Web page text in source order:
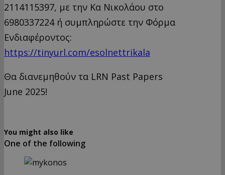
2114115397, με την Κα Νικολάου στο
6980337224 ή συμπληρώστε την Φόρμα
Ενδιαφέροντος:
https://tinyurl.com/esolnettrikala
Θα διανεμηθούν τα LRN Past Papers
June 2025!
You might also like
One of the following